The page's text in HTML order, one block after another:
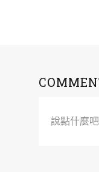
說點什麼吧